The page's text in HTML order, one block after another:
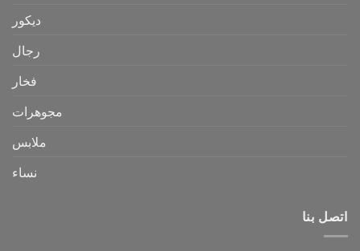
ديكور
رجال
فخار
مجوهرات
ملابس
نساء
اتصل بنا